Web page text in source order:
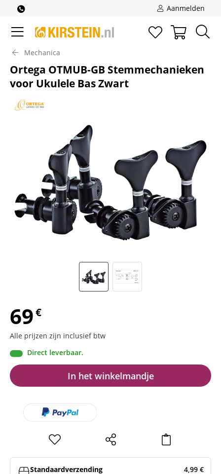
Aanmelden
Mechanica
Ortega OTMUB-GB Stemmechanieken
voor Ukulele Bas Zwart
69€
Alle prijzen zijn inclusief btw
Direct leverbaar.
In het winkelmandje
Standaardverzending 4,99 €